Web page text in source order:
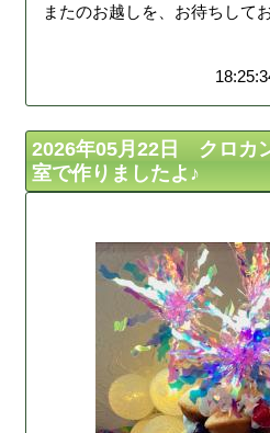
またのお越しを、お待ちして
2026年05月22日 クロカ
室で作りましたよ♪